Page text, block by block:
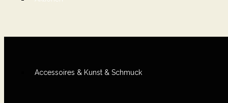
Accessoires & Kunst & Schmuck